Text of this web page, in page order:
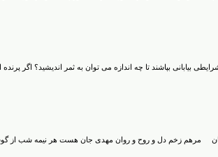
بپاشند تا چه اندازه می توان به ثمر اندیشید؟ اگر
مرهم زخم دل و روح و روان مهدی جان هست هر نیمه شب